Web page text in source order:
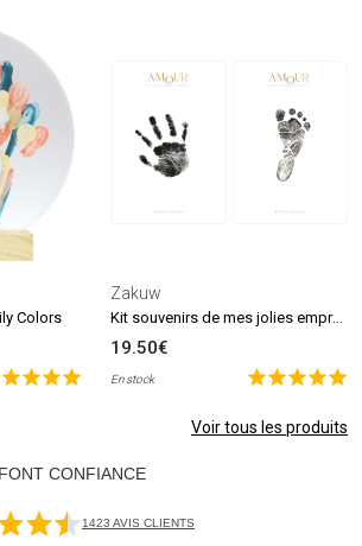
Colors
Zakuw
Kit souvenirs de mes jolies empreintes
19.50€
En stock
Voir tous les produits
CONFIANCE
1423 AVIS CLIENTS